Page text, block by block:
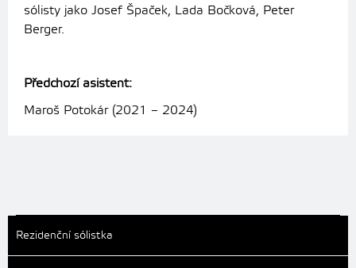
sólisty jako Josef Špaček, Lada Bočková, Peter
Berger.
Předchozí asistent:
Maroš Potokár (2021 – 2024)
Rezidenční sólistka